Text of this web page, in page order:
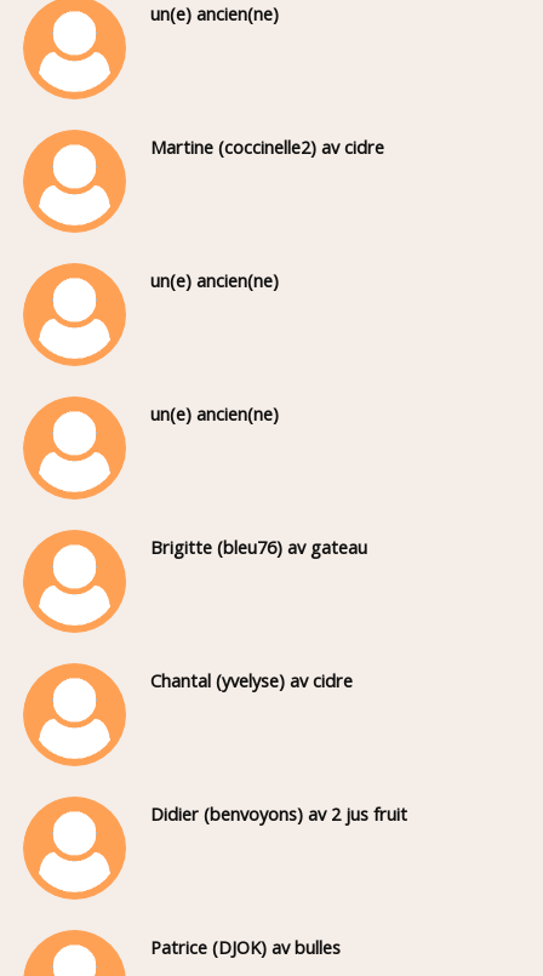
un(e) ancien(ne)
Martine (coccinelle2) av cidre
un(e) ancien(ne)
un(e) ancien(ne)
Brigitte (bleu76) av gateau
Chantal (yvelyse) av cidre
Didier (benvoyons) av 2 jus fruit
Patrice (DJOK) av bulles